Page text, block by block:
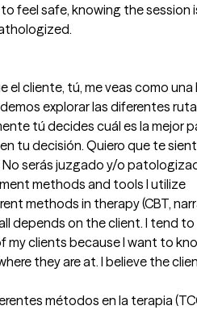
feel safe, knowing the session
el cliente, tú, me veas como
explorar las diferentes
tú decides cuál es la mejor
tu decisión. Quiero que te
No serás juzgado y/o
methods and tools I utilize
methods in therapy (CBT,
depends on the client. I tend
my clients because I want to
they are at. I believe the
métodos en la terapia